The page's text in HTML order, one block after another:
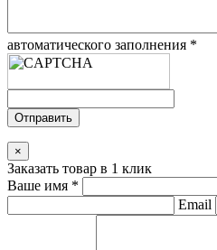
автоматического заполнения *
Отправить
×
Заказать товар в 1 клик
Ваше имя *
Email